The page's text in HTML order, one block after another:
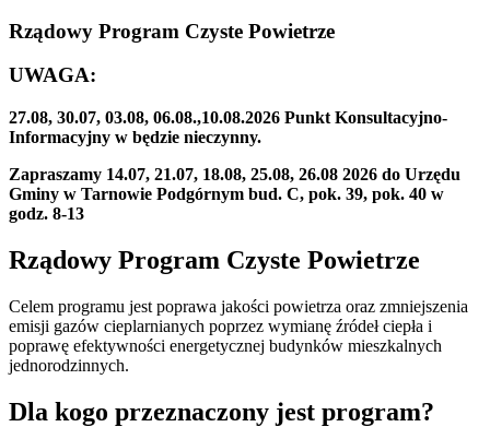
Rządowy Program Czyste Powietrze
UWAGA:
27.08, 30.07, 03.08, 06.08.,10.08.2026 Punkt Konsultacyjno-
Informacyjny w będzie nieczynny.
Zapraszamy 14.07, 21.07, 18.08, 25.08, 26.08 2026 do Urzędu
Gminy w Tarnowie Podgórnym bud. C, pok. 39, pok. 40 w
godz. 8-13
Rządowy Program Czyste Powietrze
Celem programu jest poprawa jakości powietrza oraz zmniejszenia
emisji gazów cieplarnianych poprzez wymianę źródeł ciepła i
poprawę efektywności energetycznej budynków mieszkalnych
jednorodzinnych.
Dla kogo przeznaczony jest program?